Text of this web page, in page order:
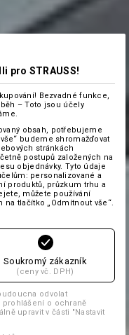
pro STRAUSS!
Bezvadné funkce,
– Toto jsou účely
obsah, potřebujeme
budeme shromažďovat
stránkách
postupů založených na
objednávky. Tyto údaje
personalizované a
produktů, průzkum trhu a
můžete používání
tlačítko „Odmítnout vše“.
Soukromý zákazník
(ceny vč. DPH)
odvolat
o ochraně
upravit v části "Nastavit